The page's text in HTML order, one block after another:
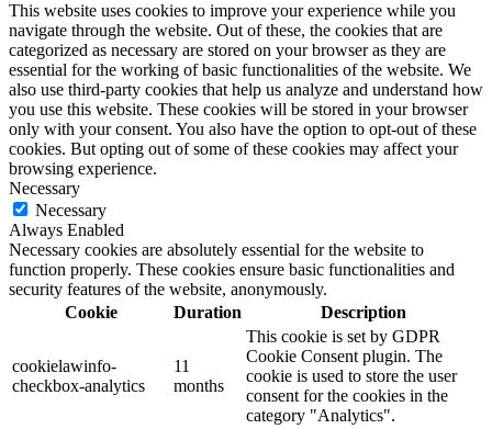
This website uses cookies to improve your experience while you
navigate through the website. Out of these, the cookies that are
categorized as necessary are stored on your browser as they are
essential for the working of basic functionalities of the website. We
also use third-party cookies that help us analyze and understand how
you use this website. These cookies will be stored in your browser
only with your consent. You also have the option to opt-out of these
cookies. But opting out of some of these cookies may affect your
browsing experience.
Necessary
Necessary
Always Enabled
Necessary cookies are absolutely essential for the website to
function properly. These cookies ensure basic functionalities and
security features of the website, anonymously.
Cookie
Duration Description
cookielawinfo-
checkbox-analytics
11
months
This cookie is set by GDPR
Cookie Consent plugin. The
cookie is used to store the user
consent for the cookies in the
category "Analytics".